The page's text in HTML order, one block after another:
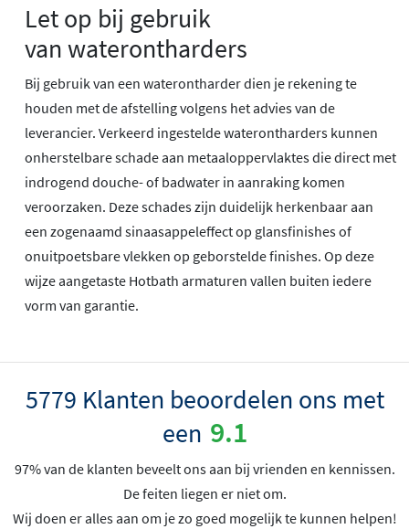
Let op bij gebruik
van waterontharders
Bij gebruik van een waterontharder dien je rekening te
houden met de afstelling volgens het advies van de
leverancier. Verkeerd ingestelde waterontharders kunnen
onherstelbare schade aan metaaloppervlaktes die direct met
indrogend douche- of badwater in aanraking komen
veroorzaken. Deze schades zijn duidelijk herkenbaar aan
een zogenaamd sinaasappeleffect op glansfinishes of
onuitpoetsbare vlekken op geborstelde finishes. Op deze
wijze aangetaste Hotbath armaturen vallen buiten iedere
vorm van garantie.
5779 Klanten beoordelen ons met
een 9.1
97% van de klanten beveelt ons aan bij vrienden en kennissen.
De feiten liegen er niet om.
Wij doen er alles aan om je zo goed mogelijk te kunnen helpen!